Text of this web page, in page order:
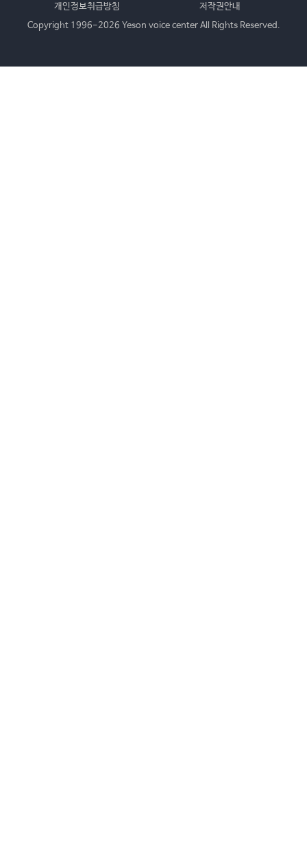
개인정보취급방침
저작권안내
Copyright 1996-2026 Yeson voice center All Rights Reserved.